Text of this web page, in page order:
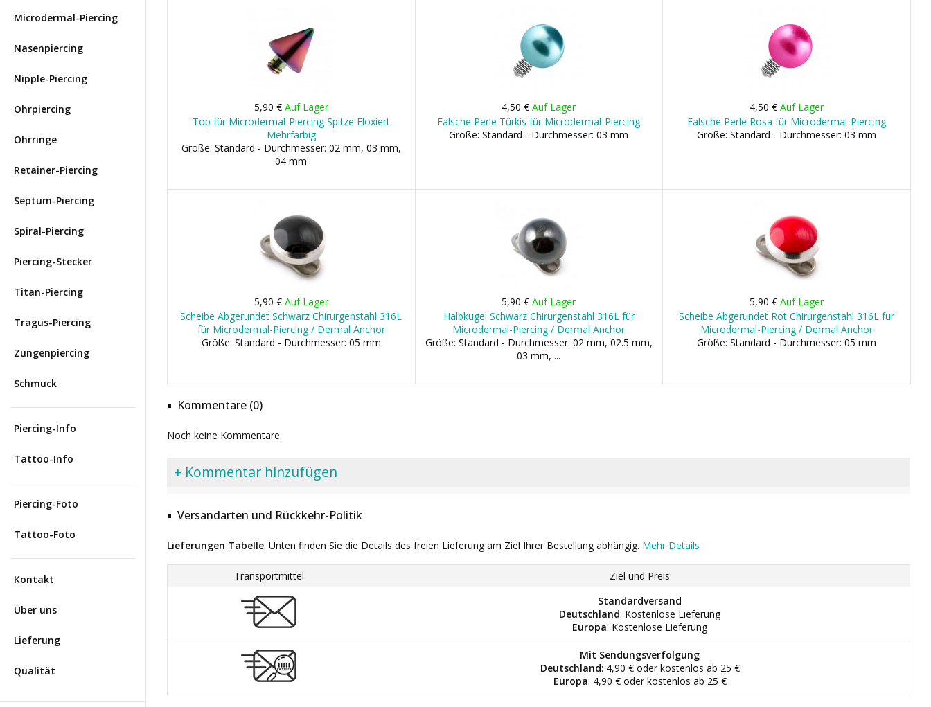
Microdermal-Piercing
Nasenpiercing
Nipple-Piercing
Ohrpiercing
Ohrringe
Retainer-Piercing
Septum-Piercing
Spiral-Piercing
Piercing-Stecker
Titan-Piercing
Tragus-Piercing
Zungenpiercing
Schmuck
Piercing-Info
Tattoo-Info
Piercing-Foto
Tattoo-Foto
Kontakt
Über uns
Lieferung
Qualität
5,90 € Auf Lager
Top für Microdermal-Piercing Spitze Eloxiert
Mehrfarbig
Größe: Standard - Durchmesser: 02 mm, 03 mm,
04 mm
4,50 €Auf Lager
Falsche Perle Türkis für Microdermal-Piercing
Größe: Standard - Durchmesser: 03 mm
4,50 €Auf Lager
Falsche Perle Rosa für Microdermal-Piercing
Größe: Standard - Durchmesser: 03 mm
5,90 € Auf Lager
Scheibe Abgerundet Schwarz Chirurgenstahl 316L
für Microdermal-Piercing / Dermal Anchor
Größe: Standard - Durchmesser: 05 mm
5,90 €Auf Lager
Halbkugel Schwarz Chirurgenstahl 316L für
Microdermal-Piercing / Dermal Anchor
Größe: Standard - Durchmesser: 02 mm, 02.5 mm,
03 mm, ...
5,90 €Auf Lager
Scheibe Abgerundet Rot Chirurgenstahl 316L für
Microdermal-Piercing / Dermal Anchor
Größe: Standard - Durchmesser: 05 mm
Kommentare (0)
Noch keine Kommentare.
+ Kommentar hinzufügen
Versandarten und Rückkehr-Politik
Lieferungen Tabelle: Unten finden Sie die Details des freien Lieferung am Ziel Ihrer Bestellung abhängig. Mehr Details
Transportmittel
Ziel und Preis
Standardversand
Deutschland: Kostenlose Lieferung
Europa: Kostenlose Lieferung
Mit Sendungsverfolgung
Deutschland: 4,90 € oder kostenlos ab 25 €
Europa: 4,90 € oder kostenlos ab 25 €